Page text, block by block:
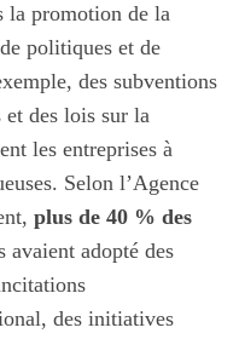
la promotion de la
politiques et de
des subventions
et des lois sur la
les entreprises à
Selon l’Agence
plus de 40 % des
avaient adopté des
des initiatives